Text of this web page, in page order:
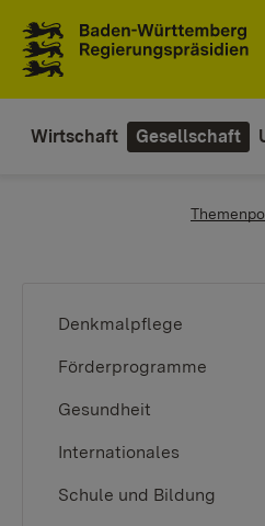
Wirtschaft Gesellschaft
You are
Denkmalpflege
Förderprogramme
Gesundheit
Internationales
Schule und Bildung